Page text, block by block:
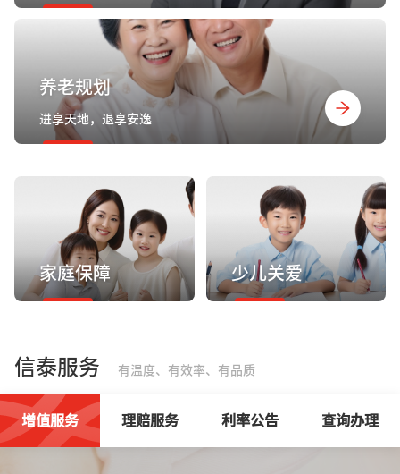
养老规划
进享天地，退享安逸
家庭保障 少儿关爱
信泰服务 有温度、有效率、有品质
增值服务 理赔服务 利率公告 查询办理